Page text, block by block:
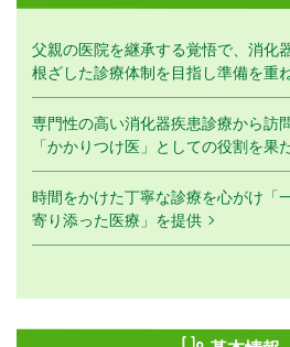
父親の医院を継承する覚悟で、消化
根ざした診療体制を目指し準備を重
専門性の高い消化器疾患診療から訪
「かかりつけ医」としての役割を果
時間をかけた丁寧な診療を心がけ「
寄り添った医療」を提供